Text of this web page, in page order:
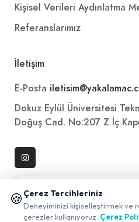
Kişisel Verileri Aydınlatma
Referanslarımız
İletişim
E-Posta
Dokuz Eylül Üniversitesi
Doğuş Cad. No:207 Z İç
🍪 Çerez Tercihleriniz
Deneyiminizi kişiselleştirmek ve
çerezler kullanıyoruz. Çerez
📱 Mobil uygulamamızı